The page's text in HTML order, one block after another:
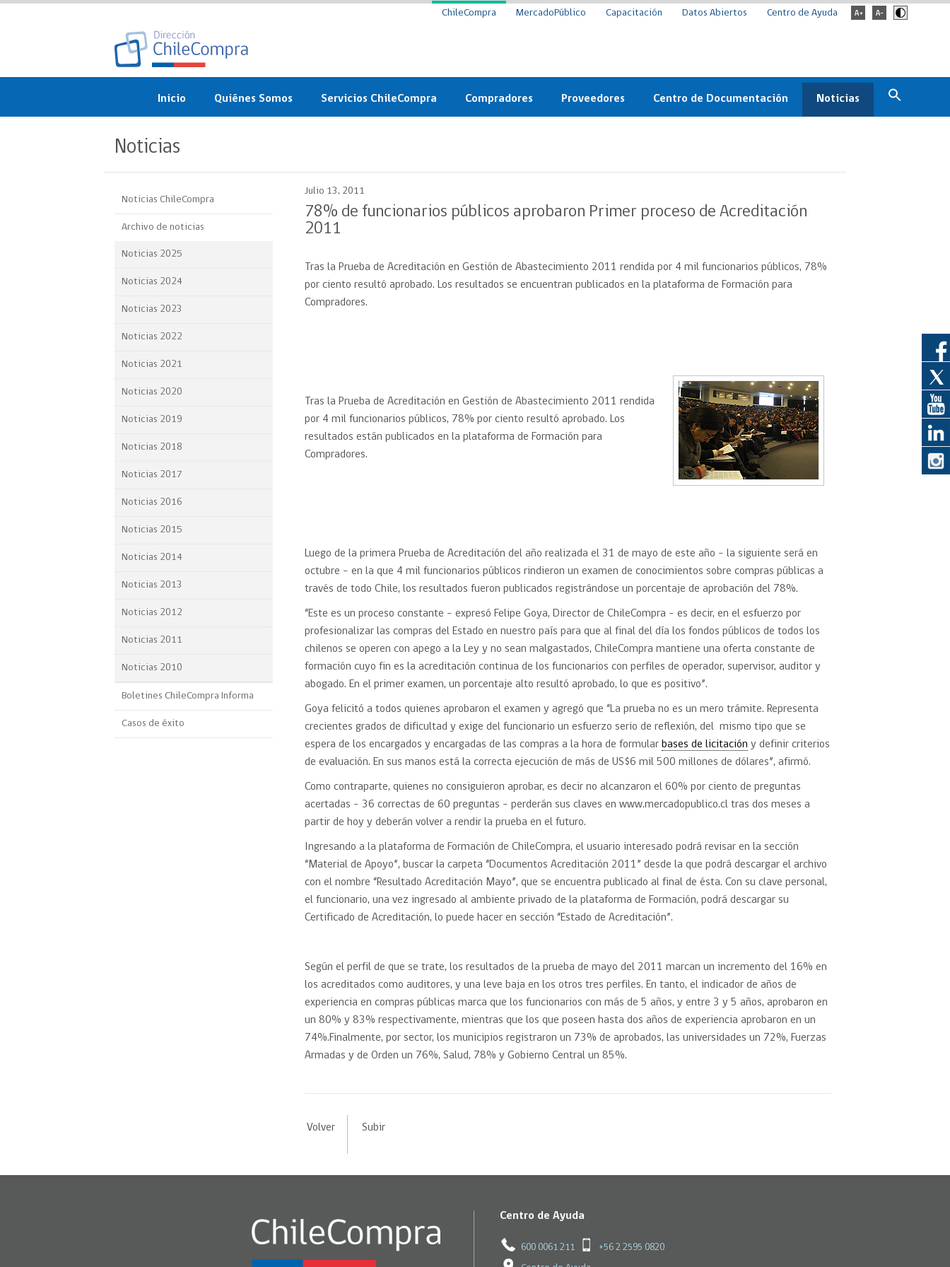
ChileCompra MercadoPúblico Capacitación Datos Abiertos Centro de Ayuda
Inicio Quiénes Somos
objetivos
Organigrama
Participación Ciudadana
Sé parte de nuestro equipo
Servicios ChileCompra
ChileCompra
Eficiencia
Capacitación ChileCompra:
Certificación competencias
Centro de Ayuda
Datos Abiertos
API de Mercado Público
Compradores
Circular
Compra Ágil
Bases Tipo de Licitación
Compra Pública de
Innovación
Proveedores
Convenio Marco
Sello Empresa Mujer
Centro de Documentación Noticias
Archivo de noticias
Noticias
Noticias ChileCompra
Archivo de noticias
Noticias 2025
Noticias 2024
Noticias 2023
Noticias 2022
Noticias 2021
Noticias 2020
Noticias 2019
Noticias 2018
Noticias 2017
Noticias 2016
Noticias 2015
Noticias 2014
Noticias 2013
Noticias 2012
Noticias 2011
Noticias 2010
Boletines ChileCompra Informa
Casos de éxito
Julio 13, 2011
78% de funcionarios públicos aprobaron Primer proceso de Acreditación
2011
Tras la Prueba de Acreditación en Gestión de Abastecimiento 2011 rendida por 4 mil funcionarios públicos, 78%
por ciento resultó aprobado. Los resultados se encuentran publicados en la plataforma de Formación para
Compradores.
Tras la Prueba de Acreditación en Gestión de Abastecimiento 2011 rendida
por 4 mil funcionarios públicos, 78% por ciento resultó aprobado. Los
resultados están publicados en la plataforma de Formación para
Compradores.
Luego de la primera Prueba de Acreditación del año realizada el 31 de mayo de este año – la siguiente será en
octubre – en la que 4 mil funcionarios públicos rindieron un examen de conocimientos sobre compras públicas a
través de todo Chile, los resultados fueron publicados registrándose un porcentaje de aprobación del 78%.
“Este es un proceso constante – expresó Felipe Goya, Director de ChileCompra – es decir, en el esfuerzo por
profesionalizar las compras del Estado en nuestro país para que al final del día los fondos públicos de todos los
chilenos se operen con apego a la Ley y no sean malgastados, ChileCompra mantiene una oferta constante de
formación cuyo fin es la acreditación continua de los funcionarios con perfiles de operador, supervisor, auditor y
abogado. En el primer examen, un porcentaje alto resultó aprobado, lo que es positivo”.
Goya felicitó a todos quienes aprobaron el examen y agregó que “La prueba no es un mero trámite. Representa
crecientes grados de dificultad y exige del funcionario un esfuerzo serio de reflexión, del mismo tipo que se
espera de los encargados y encargadas de las compras a la hora de formular bases de licitación y definir criterios
de evaluación. En sus manos está la correcta ejecución de más de US$6 mil 500 millones de dólares”, afirmó.
Como contraparte, quienes no consiguieron aprobar, es decir no alcanzaron el 60% por ciento de preguntas
acertadas – 36 correctas de 60 preguntas – perderán sus claves en www.mercadopublico.cl tras dos meses a
partir de hoy y deberán volver a rendir la prueba en el futuro.
Ingresando a la plataforma de Formación de ChileCompra, el usuario interesado podrá revisar en la sección
“Material de Apoyo”, buscar la carpeta “Documentos Acreditación 2011” desde la que podrá descargar el archivo
con el nombre “Resultado Acreditación Mayo”, que se encuentra publicado al final de ésta. Con su clave personal,
el funcionario, una vez ingresado al ambiente privado de la plataforma de Formación, podrá descargar su
Certificado de Acreditación, lo puede hacer en sección “Estado de Acreditación”.
Según el perfil de que se trate, los resultados de la prueba de mayo del 2011 marcan un incremento del 16% en
los acreditados como auditores, y una leve baja en los otros tres perfiles. En tanto, el indicador de años de
experiencia en compras públicas marca que los funcionarios con más de 5 años, y entre 3 y 5 años, aprobaron en
un 80% y 83% respectivamente, mientras que los que poseen hasta dos años de experiencia aprobaron en un
74%.Finalmente, por sector, los municipios registraron un 73% de aprobados, las universidades un 72%, Fuerzas
Armadas y de Orden un 76%, Salud, 78% y Gobierno Central un 85%.
Volver Subir
Centro de Ayuda
600 0061 211 +56 2 2595 0820